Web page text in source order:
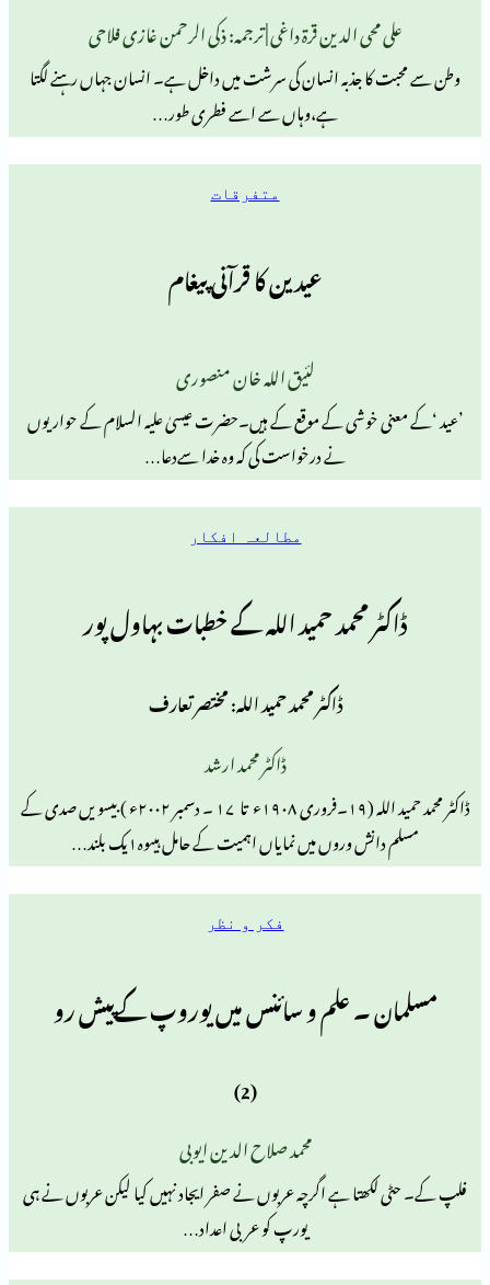
الدین قرۃ داغی | ترجمہ: ذکی الرحمن غازی فلاحی
جذبہ انسان کی سرشت میں داخل ہے۔ انسان جہاں رہنے لگتا
ہے،وہاں سے اسے فطری طور…
عیدین کا قرآنی پیغام
لئیق اللہ خان منصوری
کے موقع کے ہیں۔حضرت عیسیٰ علیہ السلام کے حواریوں
نے درخواست كی کہ وہ خدا سےدعا…
مطالعہ افکار
محمد حمید اللہ كے خطبات بہاول پور
ڈاکٹر محمد حمید اللہ: مختصر تعارف
ڈاکٹر محمد حمید اللہ (۱۹۔فروری ۱۹۰۸ء تا ۱۷ ۔ دسمبر ۲۰۰۲ء ) بیسویں صدی کے
وروں میں نمایاں اہمیت کے حامل ہیںوہ۱یک بلند…
۔ علم و سائنس میں یوروپ کےپیش رو
محمد صلاح الدین ایوبی
ہے اگرچہ عربوں نے صفر ایجاد نہیں کیا لیکن عربوں نے ہی
یورپ کو عربی اعداد…